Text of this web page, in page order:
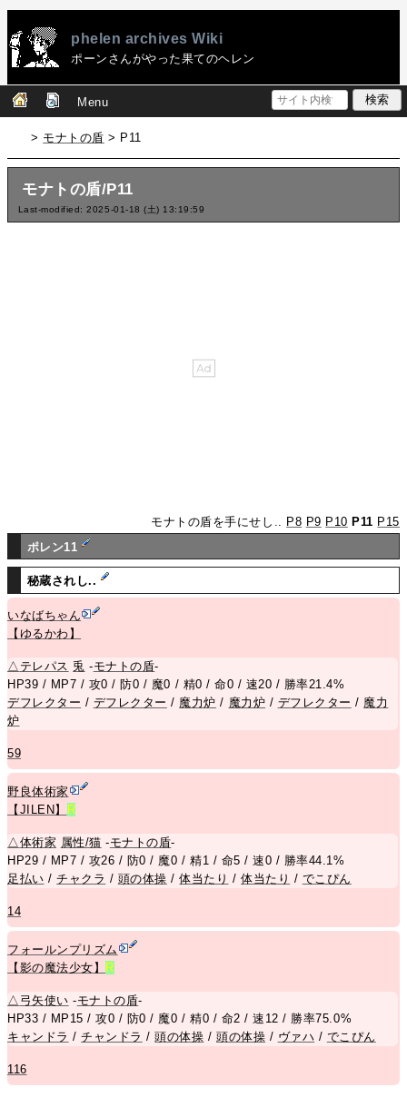
phelen archives Wiki
ポーンさんがやった果てのヘレン
Menu
> モナトの盾 > P11
モナトの盾/P11
Last-modified: 2025-01-18 (土) 13:19:59
モナトの盾を手にせし.. P8 P9 P10 P11 P15
ポレン11
秘蔵されし..
いなばちゃん
【ゆるかわ】
△ テレパス 兎 -モナトの盾-
HP39 / MP7 / 攻0 / 防0 / 魔0 / 精0 / 命0 / 速20 / 勝率21.4%
デフレクター / デフレクター / 魔力炉 / 魔力炉 / デフレクター / 魔力
炉
59
野良体術家
【JILEN】
R
△体術家 属性/猫 -モナトの盾-
HP29 / MP7 / 攻26 / 防0 / 魔0 / 精1 / 命5 / 速0 / 勝率44.1%
足払い /チャクラ / 頭の体操 /体当たり /体当たり / でこぴん
14
フォールンプリズム
【影の魔法少女】 R
△ 弓矢使い -モナトの盾-
HP33 / MP15 / 攻0 / 防0 / 魔0 / 精0 / 命2 / 速12 / 勝率75.0%
キャンドラ /チャンドラ /頭の体操 / 頭の体操 / ヴァハ / でこぴん
116